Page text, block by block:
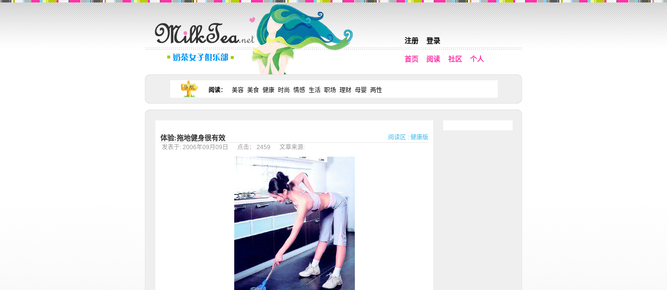
注册 登录
首页 阅读 社区 个人
阅读： 美容 美食 健康 时尚 情感 生活 职场 理财 母婴 两性
体验:拖地健身很有效 阅读区 : 健康版
发表于: 2006年09月09日 点击： 2459 文章来源: